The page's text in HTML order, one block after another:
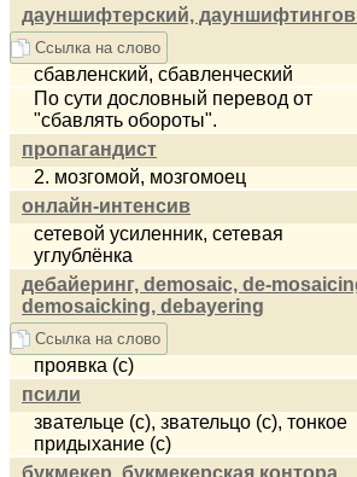
дауншифтерский,
Ссылка на слово
сбавленский, сбавленческий
По сути дословный перевод от
"сбавлять обороты".
пропагандист
2. мозгомой, мозгомоец
онлайн-интенсив
сетевой усиленник, сетевая
углублёнка
дебайеринг, demosaic, de-
demosaicking, debayering
Ссылка на слово
проявка (с)
псили
звательце (с), звательцо (с), тонкое
придыхание (с)
букмекер, букмекерская контора